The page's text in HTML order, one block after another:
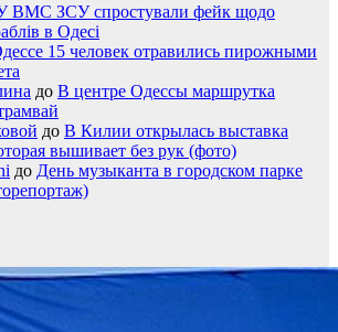
ВМС ЗСУ спростували фейк щодо
в Одесі
15 человек отравились пирожными
до В центре Одессы маршрутка
до В Килии открылась выставка
вышивает без рук (фото)
до День музыканта в городском парке